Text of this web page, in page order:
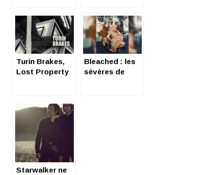
Turin Brakes,
Lost Property
Bleached : les
sévères de
Starwalker ne